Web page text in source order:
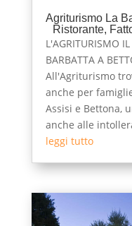
Agriturismo La
Ristorante,
L'AGRITURISMO
BARBATTA A
All'Agriturismo
anche per
Assisi e Bettona,
anche alle
leggi tutto